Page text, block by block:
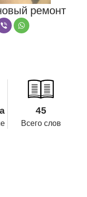
ремонт
45
Всего слов